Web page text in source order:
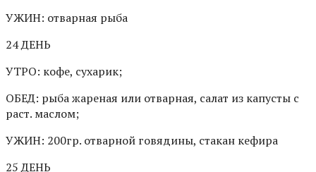
УЖИН: отварная рыба
24 ДЕНЬ
УТРО: кофе, сухарик;
ОБЕД: рыба жареная или отварная, салат из капусты с
раст. маслом;
УЖИН: 200гр. отварной говядины, стакан кефира
25 ДЕНЬ